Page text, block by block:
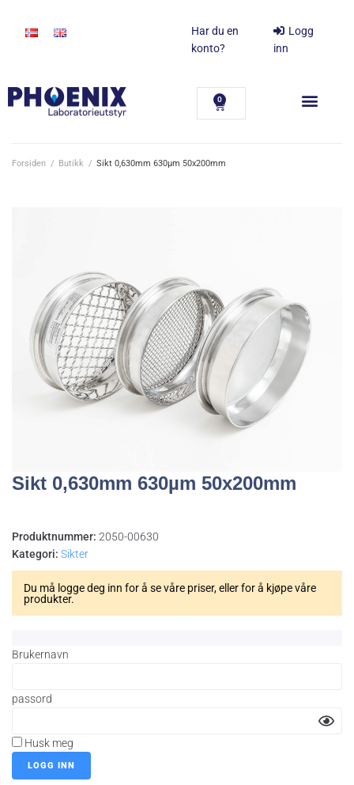
Har du en
konto?
Logg
inn
0
Forsiden / Butikk / Sikt 0,630mm 630µm 50x200mm
Sikt 0,630mm 630µm 50x200mm
Produktnummer: 2050-00630
Kategori: Sikter
Du må logge deg inn for å se våre priser, eller for å kjøpe våre
produkter.
Brukernavn
passord
Husk meg